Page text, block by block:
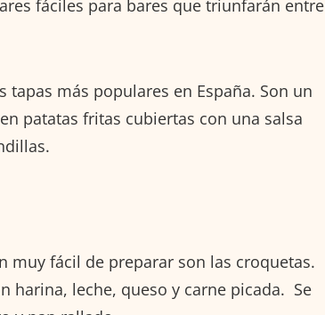
fáciles para bares que triunfarán entre
tapas más populares en España. Son un
patatas fritas cubiertas con una salsa
fácil de preparar son las croquetas.
harina, leche, queso y carne picada. Se